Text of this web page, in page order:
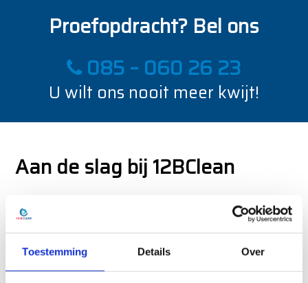
Toestemming Details Over
Proefopdracht? Bel ons
085 – 060 26 23
U wilt ons nooit meer kwijt!
Aan de slag bij 12BClean
Alle medewerkers (het zijn er meer dan 160) kennen
hun taak binnen het bedrijf en zijn daarvoor speciaal
getraind en goed opgeleid. Zij werken met liefde en
passie voor het schoonmaak-vak, kijken niet op de
klok en gaan pas naar huis als het werk voor 100%